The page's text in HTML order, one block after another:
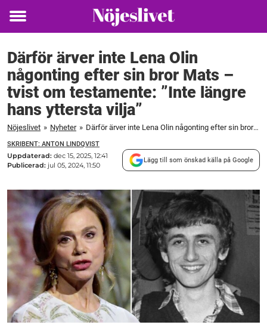
Toggle
Därför ärver inte Lena Olin
någonting efter sin bror Mats –
tvist om testamente: ”Inte längre
hans yttersta vilja”
Nöjeslivet » Nyheter » Därför ärver inte Lena Olin någonting efter sin bror Mats – tvist om testamente: ”Inte längre hans yttersta vilja”
SKRIBENT: ANTON LINDQVIST
Uppdaterad: dec 15, 2025, 12:41
Publicerad: jul 05, 2024, 11:50
Lägg till som önskad källa på Google